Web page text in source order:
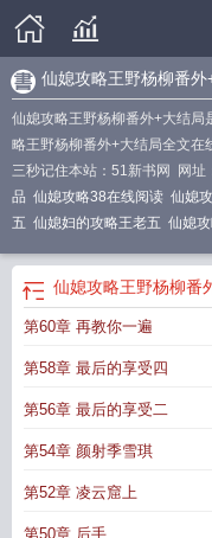
仙媳攻略王野杨柳番外
仙媳攻略王野杨柳番外+大结局
略王野杨柳番外+大结局全文在
三秒记住本站：51新书网 网址
品 仙媳攻略38在线阅读 仙媳
五 仙媳妇的攻略王老五 仙媳
仙媳攻略
47 仙媳攻略王野楚清仪最新txt
五仙媳攻略60仙媳攻略王老
全文免费阅读仙媳攻略 最新章
吗仙媳攻略16仙媳攻略王野
仙媳攻略王野杨柳番
第60章 再教你一遍
第58章 最后的享受四
第56章 最后的享受二
第54章 颜射季雪琪
第52章 凌云窟上
第50章 后手